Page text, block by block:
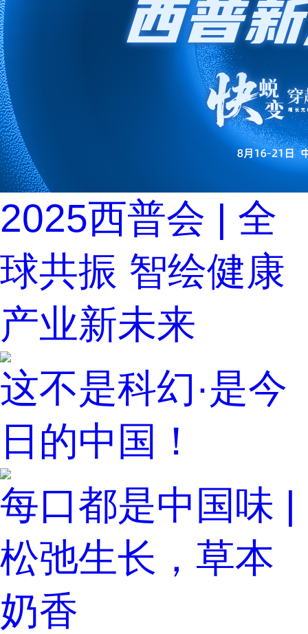
2025西普会 | 全
球共振 智绘健康
产业新未来
这不是科幻·是今
日的中国！
每口都是中国味 |
松弛生长，草本
奶香